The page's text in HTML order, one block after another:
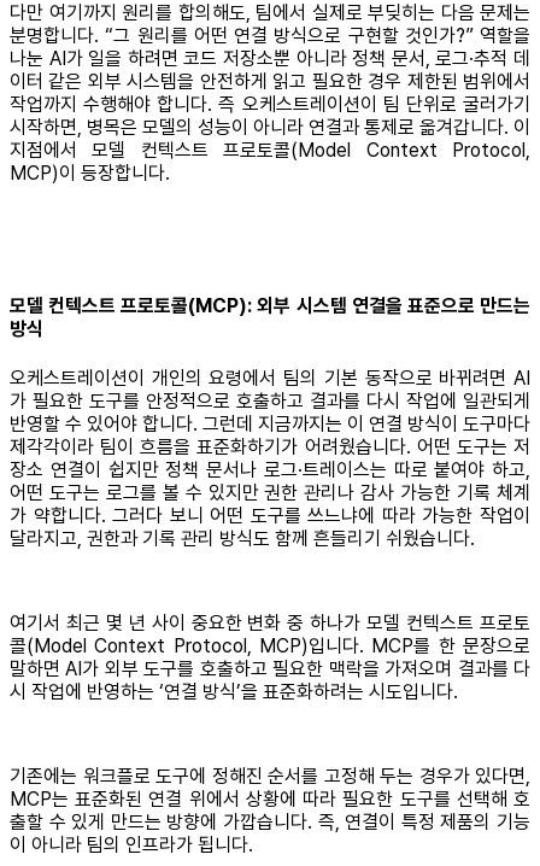
다만 여기까지 원리를 합의해도, 팀에서 실제로 부딪히는 다음 문제는
분명합니다. “그 원리를 어떤 연결 방식으로 구현할 것인가?” 역할을
나눈 AI가 일을 하려면 코드 저장소뿐 아니라 정책 문서, 로그·추적 데
이터 같은 외부 시스템을 안전하게 읽고 필요한 경우 제한된 범위에서
작업까지 수행해야 합니다. 즉 오케스트레이션이 팀 단위로 굴러가기
시작하면, 병목은 모델의 성능이 아니라 연결과 통제로 옮겨갑니다. 이
지점에서 모델 컨텍스트 프로토콜(Model Context Protocol,
MCP)이 등장합니다.
모델 컨텍스트 프로토콜(MCP): 외부 시스템 연결을 표준으로 만드는
방식
오케스트레이션이 개인의 요령에서 팀의 기본 동작으로 바뀌려면 AI
가 필요한 도구를 안정적으로 호출하고 결과를 다시 작업에 일관되게
반영할 수 있어야 합니다. 그런데 지금까지는 이 연결 방식이 도구마다
제각각이라 팀이 흐름을 표준화하기가 어려웠습니다. 어떤 도구는 저
장소 연결이 쉽지만 정책 문서나 로그·트레이스는 따로 붙여야 하고,
어떤 도구는 로그를 볼 수 있지만 권한 관리나 감사 가능한 기록 체계
가 약합니다. 그러다 보니 어떤 도구를 쓰느냐에 따라 가능한 작업이
달라지고, 권한과 기록 관리 방식도 함께 흔들리기 쉬웠습니다.
여기서 최근 몇 년 사이 중요한 변화 중 하나가 모델 컨텍스트 프로토
콜(Model Context Protocol, MCP)입니다. MCP를 한 문장으로
말하면 AI가 외부 도구를 호출하고 필요한 맥락을 가져오며 결과를 다
시 작업에 반영하는 ‘연결 방식’을 표준화하려는 시도입니다.
기존에는 워크플로 도구에 정해진 순서를 고정해 두는 경우가 있다면,
MCP는 표준화된 연결 위에서 상황에 따라 필요한 도구를 선택해 호
출할 수 있게 만드는 방향에 가깝습니다. 즉, 연결이 특정 제품의 기능
이 아니라 팀의 인프라가 됩니다.